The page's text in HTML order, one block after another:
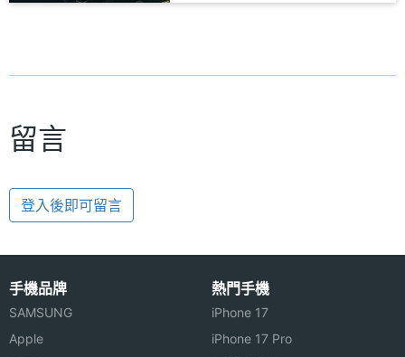
留言
登入後即可留言
手機品牌
SAMSUNG
Apple
熱門手機
iPhone 17
iPhone 17 Pro